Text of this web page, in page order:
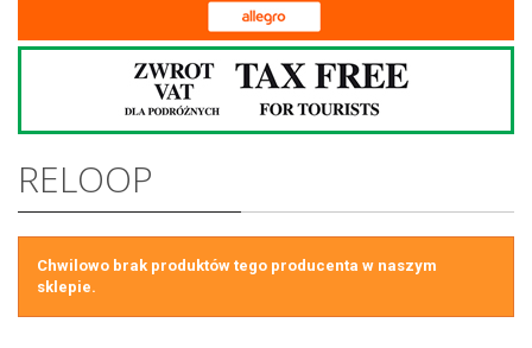
RELOOP
Chwilowo brak produktów tego producenta w naszym
sklepie.